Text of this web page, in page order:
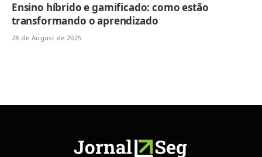
Ensino híbrido e gamificado: como estão
transformando o aprendizado
28 de August de 2025